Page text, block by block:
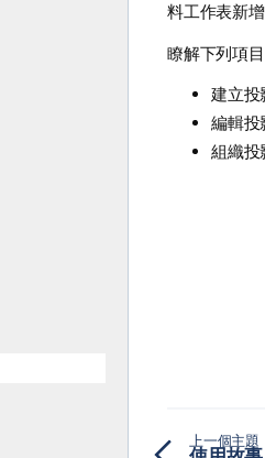
料工作表新
瞭解下列項目
建立投
編輯投
組織投
上一個主題